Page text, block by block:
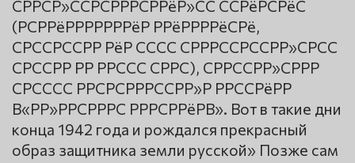
СРРСР»ССРСРРРСРРёР»СС ССРёРСРёС
(РСРРёРРРРРРРёР РРёРРРРёСРё,
СРССРССРР РёР СССС СРРРССРССРР»СРСС
СРССРР РР РРССС СРРС), СРРССРР»СРРР
СРСССС РРСРСРРРССРР»Р РРССРёРР
В«РР»РРСРРРС РРРСРРёРВ». Вот в такие дни
конца 1942 года и рождался прекрасный
образ защитника земли русской» Позже сам